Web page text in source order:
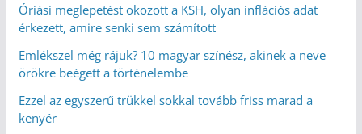
Óriási meglepetést okozott a KSH, olyan inflációs adat
érkezett, amire senki sem számított
Emlékszel még rájuk? 10 magyar színész, akinek a neve
örökre beégett a történelembe
Ezzel az egyszerű trükkel sokkal tovább friss marad a
kenyér